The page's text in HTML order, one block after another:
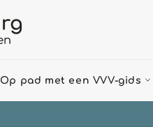
Op pad met een VVV-gids